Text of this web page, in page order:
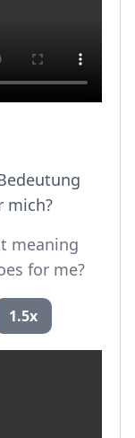
mich?
meaning
for me?
1.5x